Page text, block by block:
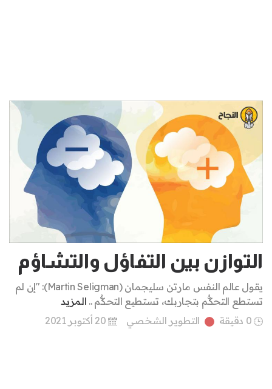
التوازن بين التفاؤل والتشاؤم
يقول عالم النفس مارتن سليجمان (Martin Seligman): "إن لم
تستطع التحكُّم بتجاربك، تستطيع التحكُّم .. المزيد
0 دقيقة
التطوير الشخصي 20 أكتوبر 2021